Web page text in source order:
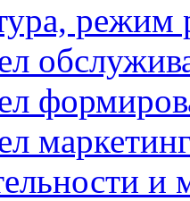
режим
и